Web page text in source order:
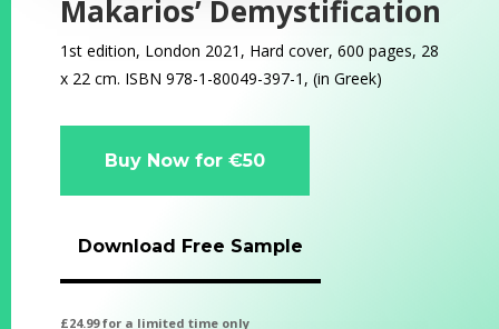
Makarios’ Demystification
1st edition, London 2021, Hard cover, 600 pages, 28
x 22 cm. ISBN 978-1-80049-397-1, (in Greek)
Buy Now for €50
Download Free Sample
£24.99 for a limited time only